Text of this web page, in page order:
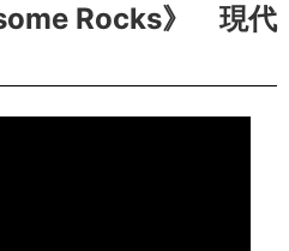
Rocks》 現代